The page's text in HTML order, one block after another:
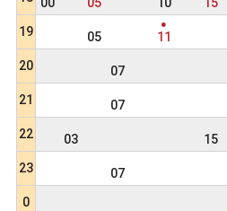
00 05 10 15
19
●
05 11
20
07
21
07
22
03 15
23
07
0